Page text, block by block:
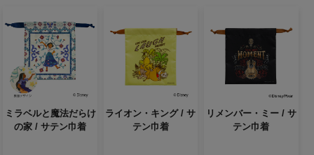
ミラベルと魔法だらけ
の家 / サテン巾着
ライオン・キング / サ
テン巾着
リメンバー・ミー / サ
テン巾着